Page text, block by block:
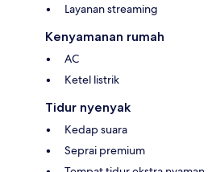
Layanan streaming
Kenyamanan rumah
AC
Ketel listrik
Tidur nyenyak
Kedap suara
Seprai premium